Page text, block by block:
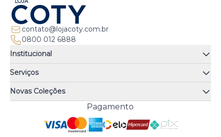
contato@lojacoty.com.br
0800 012 6888
Institucional
Quem somos
Quiz de fragrâncias
Trocas e Devoluções
Troque Fácil
Perguntas Frequentes
Política de Pagamento
Política de Entrega
Serviços
Atendimento
Meus Pedidos
Trabalhe Conosco
Preferências de Cookies
Novas Coleções
Pagamento